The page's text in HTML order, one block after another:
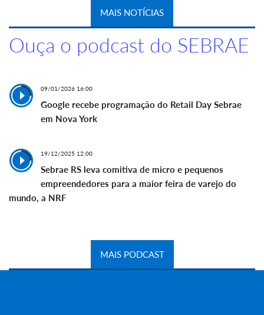
MAIS NOTÍCIAS
Ouça o podcast do SEBRAE
09/01/2026 16:00
Google recebe programação do Retail Day Sebrae
em Nova York
19/12/2025 12:00
Sebrae RS leva comitiva de micro e pequenos
empreendedores para a maior feira de varejo do
mundo, a NRF
MAIS PODCAST